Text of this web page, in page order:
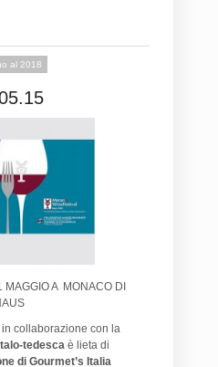
al 2018
A MONACO DI
in collaborazione con la
tedesca è lieta di
di Gourmet’s Italia